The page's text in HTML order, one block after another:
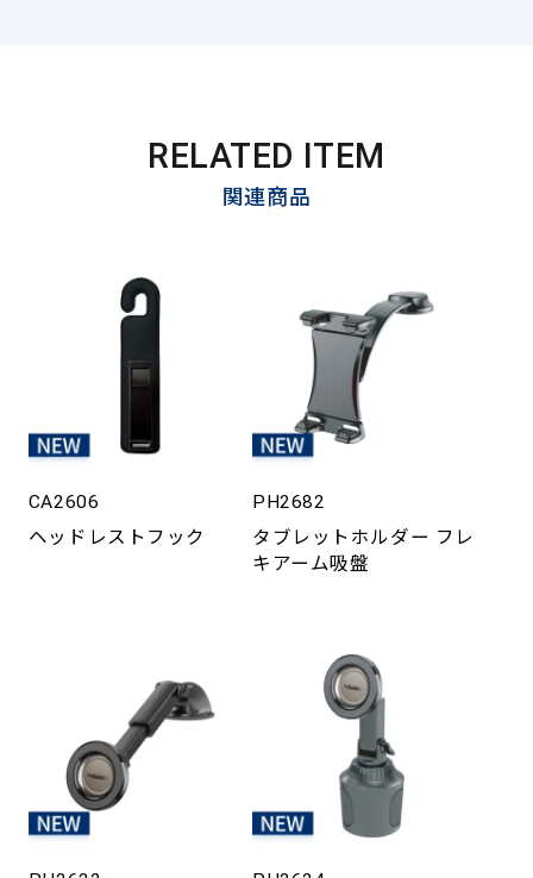
RELATED ITEM
関連商品
CA2606
ヘッドレストフック
PH2682
タブレットホルダー フレ
キアーム吸盤